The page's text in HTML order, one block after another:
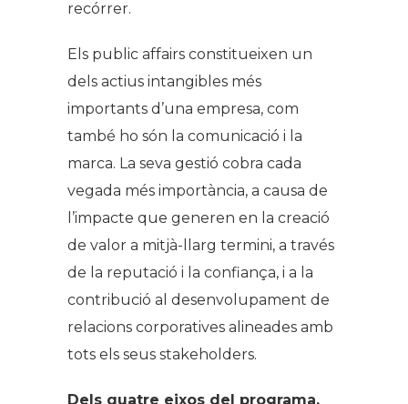
recórrer.
Els public affairs constitueixen un
dels actius intangibles més
importants d’una empresa, com
també ho són la comunicació i la
marca. La seva gestió cobra cada
vegada més importància, a causa de
l’impacte que generen en la creació
de valor a mitjà-llarg termini, a través
de la reputació i la confiança, i a la
contribució al desenvolupament de
relacions corporatives alineades amb
tots els seus stakeholders.
Dels quatre eixos del programa,